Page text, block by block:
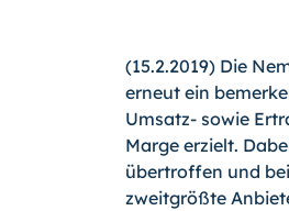
(15.2.2019) Die
erneut ein
Umsatz- sowie
Marge erzielt.
übertroffen und
zweitgrößte